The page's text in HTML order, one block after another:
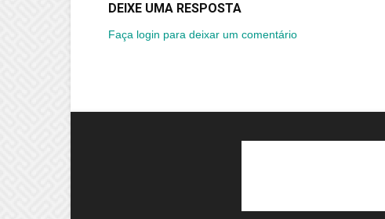
DEIXE UMA RESPOSTA
Faça login para deixar um comentário